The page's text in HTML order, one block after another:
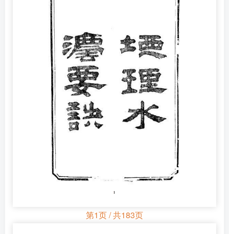
第1页 / 共183页